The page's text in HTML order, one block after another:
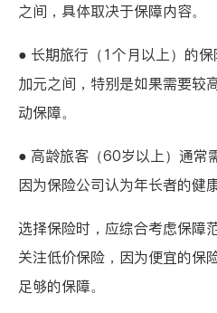
之间，具体取决于保障内容。
● 长期旅行（1个月以上）的
加元之间，特别是如果需要较
动保障。
● 高龄旅客（60岁以上）通常
因为保险公司认为年长者的健
选择保险时，应综合考虑保障
关注低价保险，因为便宜的保
足够的保障。